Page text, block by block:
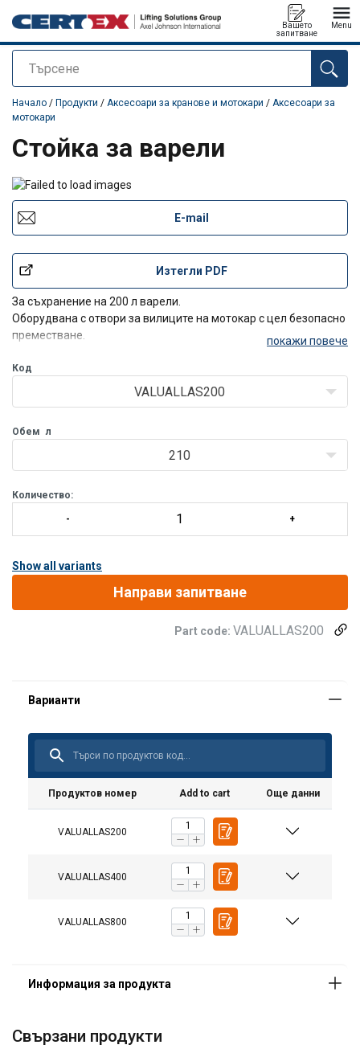
Търсене
Вашето
запитване
Menu
е добавен към вашето запитване
Начало / Продукти / Аксесоари за кранове и мотокари / Аксесоари за
мотокари
Стойка за варели
E-mail
Изтегли PDF
За съхранение на 200 л варели.
Оборудвана с отвори за вилиците на мотокар с цел безопасно
преместване.
покажи повече
Код
VALUALLAS200
Обем л
210
Количество:
Show all variants
Направи запитване
Part code: VALUALLAS200
Продуктов номер Add to cart Още данни
VALUALLAS200
VALUALLAS400
VALUALLAS800
Материал:
Маркировка:
Свързани продукти